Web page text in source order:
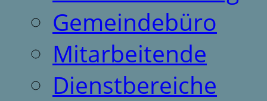
Gemeindebüro
Mitarbeitende
Dienstbereiche